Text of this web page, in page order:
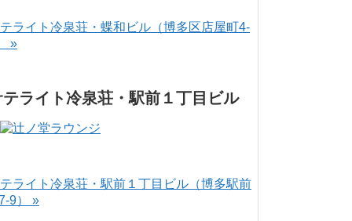
ライト冷泉荘・蝶和ビル（博多区店屋町4-
»
テライト冷泉荘・駅前１丁目ビル
ライト冷泉荘・駅前１丁目ビル（博多駅前
9） »